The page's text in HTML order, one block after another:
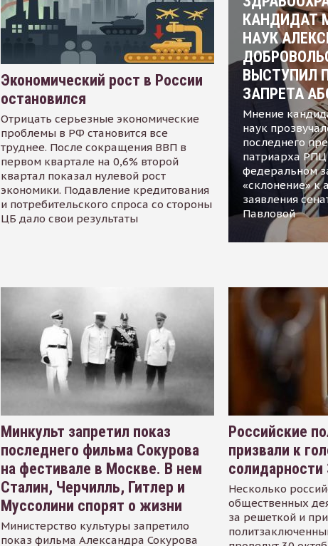
Экономический рост в России
остановился
Отрицать серьезные экономические
проблемы в РФ становится все
труднее. После сокращения ВВП в
первом квартале на 0,6% второй
квартал показал нулевой рост
экономики. Подавление кредитования
и потребительского спроса со стороны
ЦБ дало свои результаты
КАНДИДАТ
НАУК
ВЫСТУПИЛ
ЗАПРЕТА
Мнение
наук
последнего
патриарха
федеральном
«склонение» к
заявления
Павловой
Минкульт запретил показ
последнего фильма Сокурова
на фестивале в Москве. В нем
Сталин, Черчилль, Гитлер и
Муссолини спорят о жизни
Министерство культуры запретило
показ фильма Александра Сокурова
Российские
призвали к
солидарности
Несколько
общественных
за решеткой и